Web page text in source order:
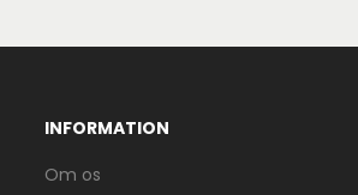
INFORMATION
Om os